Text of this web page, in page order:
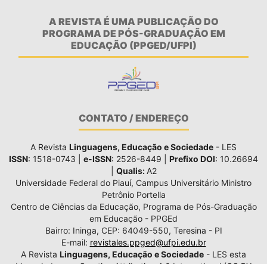
A REVISTA É UMA PUBLICAÇÃO DO
PROGRAMA DE PÓS-GRADUAÇÃO EM
EDUCAÇÃO (PPGED/UFPI)
CONTATO / ENDEREÇO
A Revista Linguagens, Educação e Sociedade - LES
ISSN: 1518-0743 | e-ISSN: 2526-8449 | Prefixo DOI: 10.26694
Qualis: A2
Universidade Federal do Piauí, Campus Universitário Ministro
Petrônio Portella
Centro de Ciências da Educação, Programa de Pós-Graduação
em Educação - PPGEd
Bairro: Ininga, CEP: 64049-550, Teresina - PI
E-mail: revistales.ppged@ufpi.edu.br
A Revista Linguagens, Educação e Sociedade - LES esta